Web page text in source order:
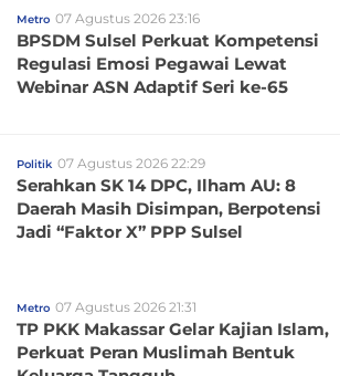
Metro 07 Agustus 2026 23:16
BPSDM Sulsel Perkuat Kompetensi
Regulasi Emosi Pegawai Lewat
Webinar ASN Adaptif Seri ke-65
Politik 07 Agustus 2026 22:29
Serahkan SK 14 DPC, Ilham AU: 8
Daerah Masih Disimpan, Berpotensi
Jadi “Faktor X” PPP Sulsel
Metro 07 Agustus 2026 21:31
TP PKK Makassar Gelar Kajian Islam,
Perkuat Peran Muslimah Bentuk